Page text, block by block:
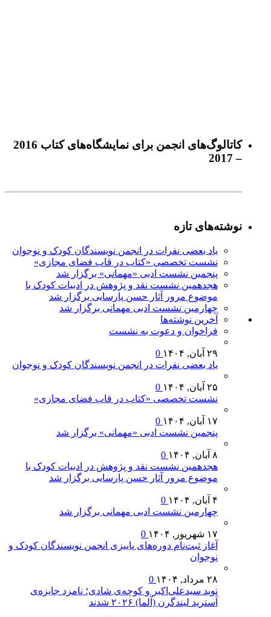
كاتالوگ‌های انجمن برای نمايشگاه‌های كتاب 2016
– 2017
نوشته‌های تازه
یاد بعضی نفرات در انجمن نویسندگان کودک و نوجوان
نشست تخصصی «کتاب در قاب فضای مجازی»
پنجمین نشست ادبی «مهمانی» برگزار شد
هجدهمین نشست نقد و پژوهش در ادبیات کودک با
موضوع مرور آثار حسن پارسایی برگزار شد
چهارمین نشست ادبی مهمانی برگزار شد
آخرين‌ نوشته‌ها
فراخوان و دعوت به نشست
۲۹ آبان, ۱۴۰۴
یاد بعضی نفرات در انجمن نویسندگان کودک و نوجوان
۲۵ آبان, ۱۴۰۴
نشست تخصصی «کتاب در قاب فضای مجازی»
۱۷ آبان, ۱۴۰۴
پنجمین نشست ادبی «مهمانی» برگزار شد
۸ آبان, ۱۴۰۴
هجدهمین نشست نقد و پژوهش در ادبیات کودک با
موضوع مرور آثار حسن پارسایی برگزار شد
۴ آبان, ۱۴۰۴
چهارمین نشست ادبی مهمانی برگزار شد
۱۷ شهریور, ۱۴۰۴
آغاز ثبت‌نام دوره‌های پاییزی انجمن نویسندگان کودک و
نوجوان
۲۸ مرداد, ۱۴۰۴
نوید سیدعلی‌اکبر و کوچه‌ی شادی؛ نامزد جایزه‌ی
آسترید لیندگرن (آلما) ۲۰۲۶ شدند